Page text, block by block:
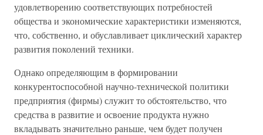
удовлетворению соответствующих потребностей
общества и экономические характеристики изменяются,
что, собственно, и обуславливает циклический характер
развития поколений техники.
Однако определяющим в формировании
конкурентоспособной научно-технической политики
предприятия (фирмы) служит то обстоятельство, что
средства в развитие и освоение продукта нужно
вкладывать значительно раньше, чем будет получен